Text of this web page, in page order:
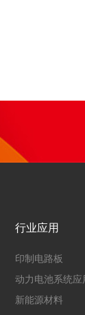
行业应用
印制电路板
动力电池系统应
新能源材料